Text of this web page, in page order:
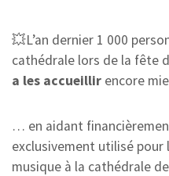
💥L’an dernier 1 000
cathédrale lors de la fête
a les accueillir encore
… en aidant
exclusivement utilisé
musique à la cathédrale